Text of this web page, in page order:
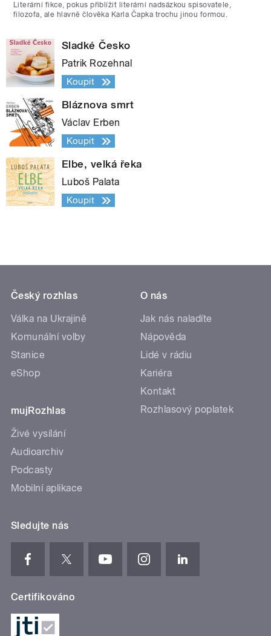
Literární fikce, pokus přiblížit literární nadsázkou spisovatele,
filozofa, ale hlavně člověka Karla Čapka trochu jinou formou.
Sladké Česko
Patrik Rozehnal
Koupit
Bláznova smrt
Václav Erben
Koupit
Elbe, velká řeka
Luboš Palata
Koupit
Český rozhlas
Válka na Ukrajině
Komunální volby
Stanice
eShop
mujRozhlas
Živé vysílání
Audioarchiv
Podcasty
Mobilní aplikace
O nás
Jak nás naladíte
Nápověda
Lidé v rádiu
Kariéra
Kontakt
Rozhlasový poplatek
Sledujte nás
Certifikováno